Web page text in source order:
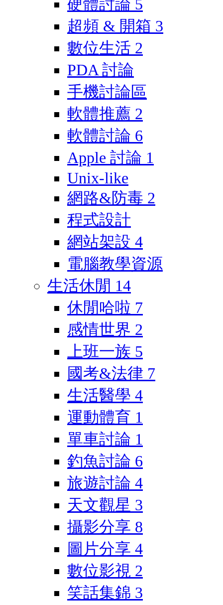
硬體討論 5
超頻 & 開箱 3
數位生活 2
PDA 討論
手機討論區
軟體推薦 2
軟體討論 6
Apple 討論 1
Unix-like
網路&防毒 2
程式設計
網站架設 4
電腦教學資源
生活休閒 14
休閒哈啦 7
感情世界 2
上班一族 5
國考&法律 7
生活醫學 4
運動體育 1
單車討論 1
釣魚討論 6
旅遊討論 4
天文觀星 3
攝影分享 8
圖片分享 4
數位影視 2
笑話集錦 3